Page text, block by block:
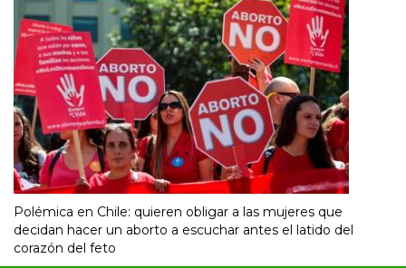
Polémica en Chile: quieren obligar a las mujeres que
decidan hacer un aborto a escuchar antes el latido del
corazón del feto